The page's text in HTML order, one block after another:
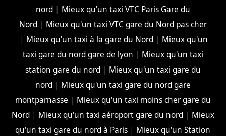
nord| Mieux qu'un taxi VTC Paris Gare du
Nord| Mieux qu'un taxi VTC gare du Nord pas cher
| Mieux qu'un taxi à la gare du Nord | Mieux qu'un
taxi gare du nord gare de lyon | Mieux qu'un taxi
station gare du nord| Mieux qu'un taxi gare du
nord| Mieux qu'un taxi gare du nord gare
montparnasse | Mieux qu'un taxi moins cher gare du
Nord| Mieux qu'un taxi aéroport gare du nord| Mieux
qu'un taxi gare du nord à Paris | Mieux qu'un Station